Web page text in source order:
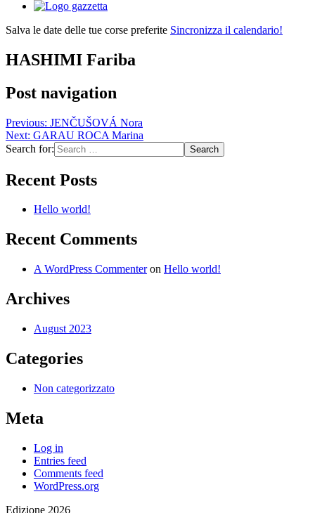
Salva le date delle tue corse preferite Sincronizza il calendario!
HASHIMI Fariba
Post navigation
Previous: JENČUŠOVÁ Nora
Next: GARAU ROCA Marina
Search for:
Recent Posts
Hello world!
Recent Comments
A WordPress Commenteron Hello world!
Archives
August 2023
Categories
Non categorizzato
Meta
Log in
Entries feed
Comments feed
WordPress.org
Edizione 2026